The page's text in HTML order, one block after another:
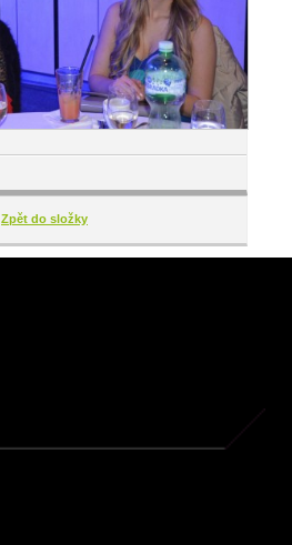
Zpět do složky